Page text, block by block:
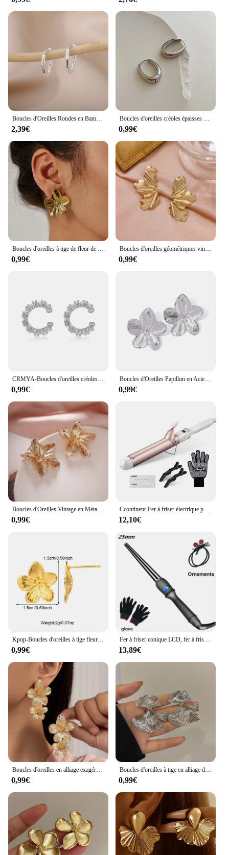
Boucles d'Oreilles Rondes en Bambou et Acier Inoxydable pour Femme, Bijoux d'Oreille à la Mode, Cadeau d'Anniversaire
2,39€
Boucles d'oreilles créoles épaisses en métal lisse pour femmes, acier inoxydable, cercle rond, déclaration, bijoux de carillon, mode, 2024
0,99€
Boucles d'oreilles à tige de fleur de document en or vintage français pour femmes, alliage de mode, bijoux de fête de luxe
0,99€
Boucles d'oreilles géométriques vintage pour femmes, goujon de fête punk, boucles d'oreilles simples, bijoux de chimear, cadeau d'accessoires, 2024
0,99€
CRMYA-Boucles d'oreilles créoles plaquées or pour femmes, style punk, cubique, contre-indiqué, ensemble de grandes boucles d'oreilles Huggies, vente en gros de bijoux, 2023
0,99€
Boucles d'Oreilles Papillon en Acier Inoxydable, Breloque Plaqué Or 18K, Haute Qualité, Étanche, Cadeau de Bijoux, 2 Pièces
0,99€
Boucles d'Oreilles Vintage en Métal avec Grandes Fleurs, Accessoires de Bijoux à la Mode, pour Document localité et Argenté, pour Déclaration Géométrique, pour Femme
0,99€
Ccontinent-Fer à friser électrique professionnel pour femme, bigoudi en céramique, température réglable, outil de coiffure, 32mm, 38mm
12,10€
Kpop-Boucles d'oreilles à tige fleur en acier inoxydable pour femmes, fête romantique, boucles d'oreilles de mariage, bijoux de mode simples, cadeau pour filles, 2024
0,99€
Fer à friser conique LCD, fer à friser, tube unique, gilet en céramique, cône électrique, cheveux bouclés, formage, fleur
13,89€
Boucles d'oreilles en alliage exagéré rétro pour femmes, clou de fleur de document en or, bijoux élégants, accessoires de mode, cadeau de fête
0,99€
Boucles d'oreilles à tige en alliage de ginkgo pour femmes, gros bijoux français vintage, cadeau de fête de luxe, document en or, mode
0,99€